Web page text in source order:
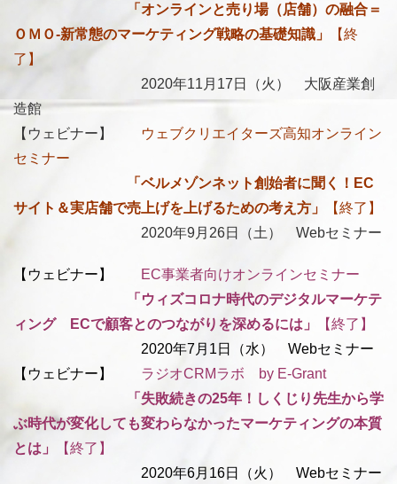
「オンラインと売り場（店舗）の融合＝
ＯＭＯ-新常態のマーケティング戦略の基礎知識」
【終
了】
2020年11月17日（火） 大阪産業創
造館
【ウェビナー】
ウェブクリエイターズ高知オンライン
セミナー
「ベルメゾンネット創始者に聞く！EC
サイト＆実店舗で売上げを上げるための考え方」
【終了】
2020年9月26日（土） Webセミナー
【ウェビナー】
EC事業者向けオンラインセミナー
「ウィズコロナ時代のデジタルマーケテ
ィング ECで顧客とのつながりを深めるには」
【終了】
2020年7月1日（水） Webセミナー
【ウェビナー】 ラジオCRMラボ by E-Grant
「失敗続きの25年！しくじり先生から学
ぶ時代が変化しても変わらなかったマーケティングの本質
とは」
【終了】
2020年6月16日（火） Webセミナー